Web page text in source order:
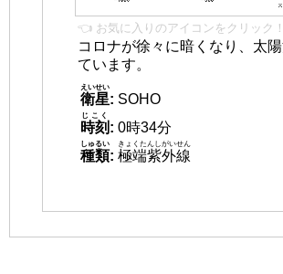
👈 お気に入りのアイコンをクリック！
コロナが徐々に暗くなり、太
ています。
衛星
えいせい
: SOHO
時刻
じこく
: 0時34分
種類
しゅるい
: 極端紫外線
きょくたんしがいせん